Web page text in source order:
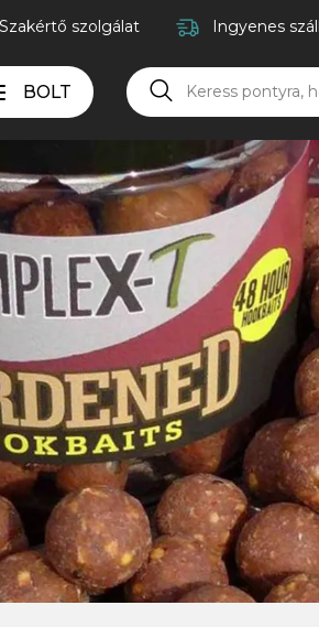
Szakértő szolgálat Ingyenes
BOLT